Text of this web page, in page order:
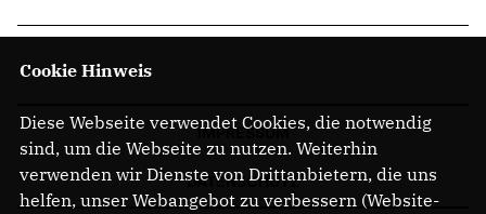
IMPRESSUM
DATENSCHUTZ
Cookie Hinweis
Diese Webseite verwendet Cookies, die notwendig
sind, um die Webseite zu nutzen. Weiterhin
verwenden wir Dienste von Drittanbietern, die uns
helfen, unser Webangebot zu verbessern (Website-